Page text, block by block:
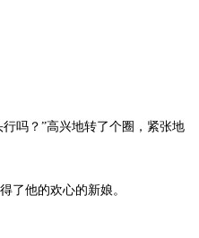
吗？”高兴地转了个圈，紧张地
他的欢心的新娘。